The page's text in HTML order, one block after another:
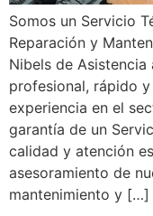
Somos un Servicio
Reparación y
Nibels de
profesional, rápido
experiencia en el
garantía de un
calidad y atención
asesoramiento de
mantenimiento y […]